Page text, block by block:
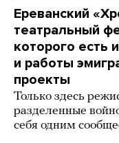
Ереванский
театральный
которого есть
и работы
проекты
Только здесь
разделенные
себя одним